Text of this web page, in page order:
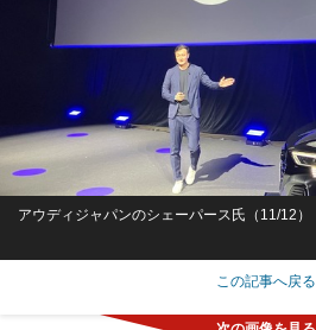
アウディジャパンのシェーパース氏（11/12）
この記事へ戻る